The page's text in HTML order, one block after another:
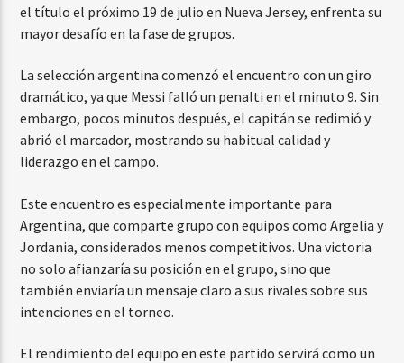
el título el próximo 19 de julio en Nueva Jersey, enfrenta su
mayor desafío en la fase de grupos.
La selección argentina comenzó el encuentro con un giro
dramático, ya que Messi falló un penalti en el minuto 9. Sin
embargo, pocos minutos después, el capitán se redimió y
abrió el marcador, mostrando su habitual calidad y
liderazgo en el campo.
Este encuentro es especialmente importante para
Argentina, que comparte grupo con equipos como Argelia y
Jordania, considerados menos competitivos. Una victoria
no solo afianzaría su posición en el grupo, sino que
también enviaría un mensaje claro a sus rivales sobre sus
intenciones en el torneo.
El rendimiento del equipo en este partido servirá como un